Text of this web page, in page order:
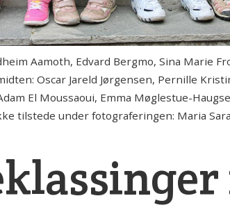
Aamoth, Edvard Bergmo, Sina Marie
Oscar Jareld Jørgensen, Pernille
El Moussaoui, Emma Møglestue-
tilstede under fotograferingen: Maria